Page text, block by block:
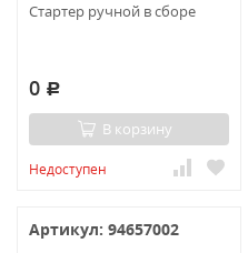
Стартер ручной в сборе
0 Р
В корзину
Недоступен
Артикул: 94657002